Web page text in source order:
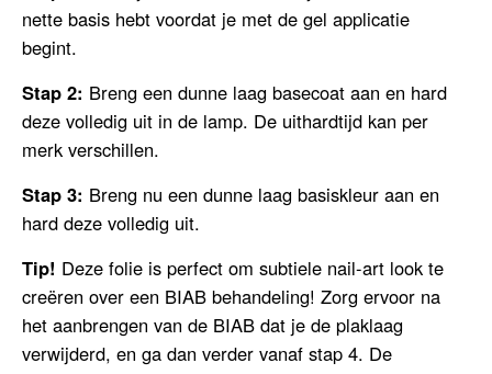
nette basis hebt voordat je met de gel applicatie
begint.
Stap 2: Breng een dunne laag basecoat aan en hard
deze volledig uit in de lamp. De uithardtijd kan per
merk verschillen.
Stap 3: Breng nu een dunne laag basiskleur aan en
hard deze volledig uit.
Tip! Deze folie is perfect om subtiele nail-art look te
creëren over een BIAB behandeling! Zorg ervoor na
het aanbrengen van de BIAB dat je de plaklaag
verwijderd, en ga dan verder vanaf stap 4. De